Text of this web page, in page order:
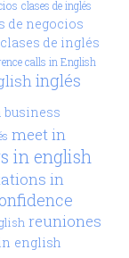
clases de inglés
de negocios
clases de inglés
calls in English
inglés
business
meet in
in english
in
reuniones
english